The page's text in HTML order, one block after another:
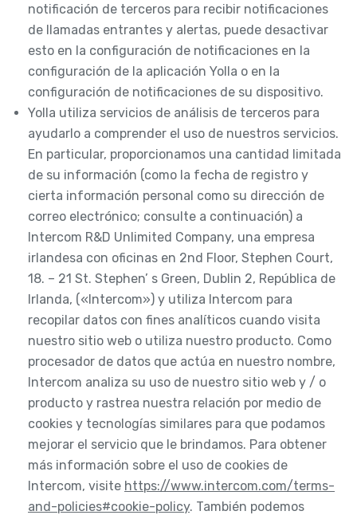
notificación de terceros para recibir notificaciones
de llamadas entrantes y alertas, puede desactivar
esto en la configuración de notificaciones en la
configuración de la aplicación Yolla o en la
configuración de notificaciones de su dispositivo.
Yolla utiliza servicios de análisis de terceros para
ayudarlo a comprender el uso de nuestros servicios.
En particular, proporcionamos una cantidad limitada
de su información (como la fecha de registro y
cierta información personal como su dirección de
correo electrónico; consulte a continuación) a
Intercom R&D Unlimited Company, una empresa
irlandesa con oficinas en 2nd Floor, Stephen Court,
18. – 21 St. Stephen’ s Green, Dublin 2, República de
Irlanda, («Intercom») y utiliza Intercom para
recopilar datos con fines analíticos cuando visita
nuestro sitio web o utiliza nuestro producto. Como
procesador de datos que actúa en nuestro nombre,
Intercom analiza su uso de nuestro sitio web y / o
producto y rastrea nuestra relación por medio de
cookies y tecnologías similares para que podamos
mejorar el servicio que le brindamos. Para obtener
más información sobre el uso de cookies de
Intercom, visite https://www.intercom.com/terms-
and-policies#cookie-policy. También podemos